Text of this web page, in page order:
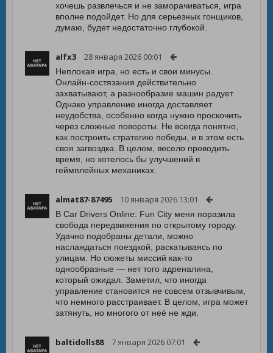
хочешь развлечься и не заморачиваться, игра
вполне подойдет. Но для серьезных гонщиков,
думаю, будет недостаточно глубокой.
alfx3 28 января 2026 00:01
Неплохая игра, но есть и свои минусы.
Онлайн-состязания действительно
захватывают, а разнообразие машин радует.
Однако управление иногда доставляет
неудобства, особенно когда нужно проскочить
через сложные повороты. Не всегда понятно,
как построить стратегию победы, и в этом есть
своя загвоздка. В целом, весело проводить
время, но хотелось бы улучшений в
геймплейных механиках.
almat87-87495 10 января 2026 13:01
В Car Drivers Online: Fun City меня поразила
свобода передвижения по открытому городу.
Удачно подобраны детали, можно
наслаждаться поездкой, раскатываясь по
улицам. Но сюжеты миссий как-то
однообразные — нет того адреналина,
который ожидал. Заметил, что иногда
управление становится не совсем отзывчивым,
что немного расстраивает. В целом, игра может
затянуть, но многого от неё не жди.
baltidolls88 7 января 2026 07:01